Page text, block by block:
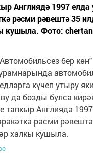
Англиядә 1997 елда
рәсми рәвештә 35
кушыла. Фото:
бер
күчеп утыру
да бозды булса
тапкыр Англиядә
рәсми
халкы кушыла.